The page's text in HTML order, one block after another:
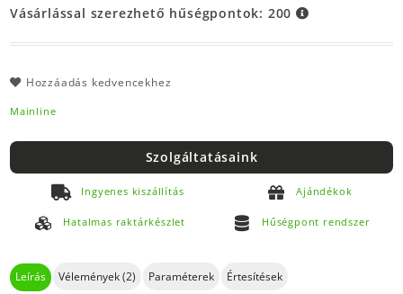
Vásárlással szerezhető hűségpontok: 200
Hozzáadás kedvencekhez
Mainline
Szolgáltatásaink
Ingyenes kiszállítás Ajándékok
Hatalmas raktárkészlet Hűségpont rendszer
Leírás Vélemények (2) Paraméterek Értesítések